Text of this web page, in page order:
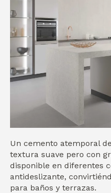
Un cemento atemporal
textura suave pero con
disponible en diferentes
antideslizante,
para baños y terrazas.